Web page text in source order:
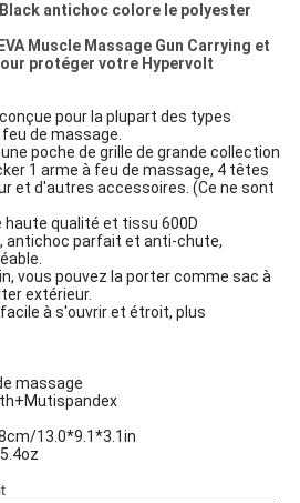
Black antichoc colore le polyester
Muscle Massage Gun Carrying et
protéger votre Hypervolt
pour la plupart des types
de massage.
poche de grille de grande collection
1 arme à feu de massage, 4 têtes
et d'autres accessoires. (Ce ne sont
haute qualité et tissu 600D
antichoc parfait et anti-chute,
vous pouvez la porter comme sac à
extérieur.
à s'ouvrir et étroit, plus
massage
13.0*9.1*3.1in